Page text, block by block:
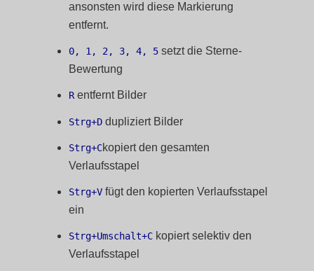
ansonsten wird diese Markierung
entfernt.
0, 1, 2, 3, 4, 5 setzt die Sterne-
Bewertung
R entfernt Bilder
Strg+D dupliziert Bilder
Strg+Ckopiert den gesamten
Verlaufsstapel
Strg+V fügt den kopierten Verlaufsstapel
ein
Strg+Umschalt+C kopiert selektiv den
Verlaufsstapel